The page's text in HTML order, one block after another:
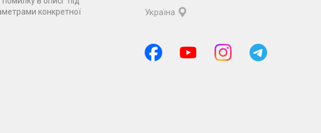
конкретної
Україна